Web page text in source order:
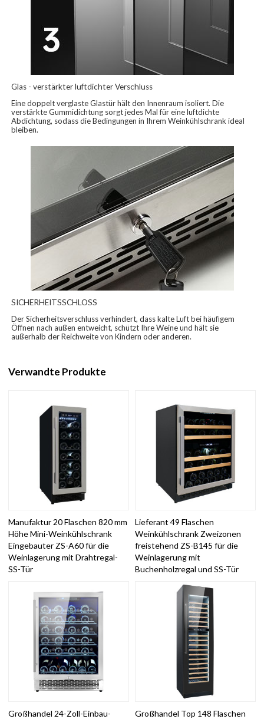
Glas - verstärkter luftdichter Verschluss
Eine doppelt verglaste Glastür hält den Innenraum isoliert. Die
verstärkte Gummidichtung sorgt jedes Mal für eine luftdichte
Abdichtung, sodass die Bedingungen in Ihrem Weinkühlschrank ideal
bleiben.
SICHERHEITSSCHLOSS
Der Sicherheitsverschluss verhindert, dass kalte Luft bei häufigem
Öffnen nach außen entweicht, schützt Ihre Weine und hält sie
außerhalb der Reichweite von Kindern oder anderen.
Verwandte Produkte
Manufaktur 20 Flaschen 820 mm
Höhe Mini-Weinkühlschrank
Eingebauter ZS-A60 für die
Weinlagerung mit Drahtregal-
SS-Tür
Lieferant 49 Flaschen
Weinkühlschrank Zweizonen
freistehend ZS-B145 für die
Weinlagerung mit
Buchenholzregal und SS-Tür
Großhandel 24-Zoll-Einbau-
Großhandel Top 148 Flaschen